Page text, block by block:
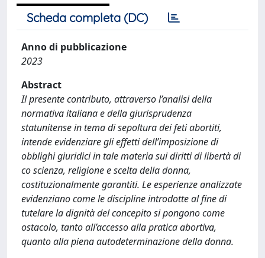
Scheda completa (DC)
Anno di pubblicazione
2023
Abstract
Il presente contributo, attraverso l’analisi della
normativa italiana e della giurisprudenza
statunitense in tema di sepoltura dei feti abortiti,
intende evidenziare gli effetti dell’imposizione di
obblighi giuridici in tale materia sui diritti di libertà di
co scienza, religione e scelta della donna,
costituzionalmente garantiti. Le esperienze analizzate
evidenziano come le discipline introdotte al fine di
tutelare la dignità del concepito si pongono come
ostacolo, tanto all’accesso alla pratica abortiva,
quanto alla piena autodeterminazione della donna.